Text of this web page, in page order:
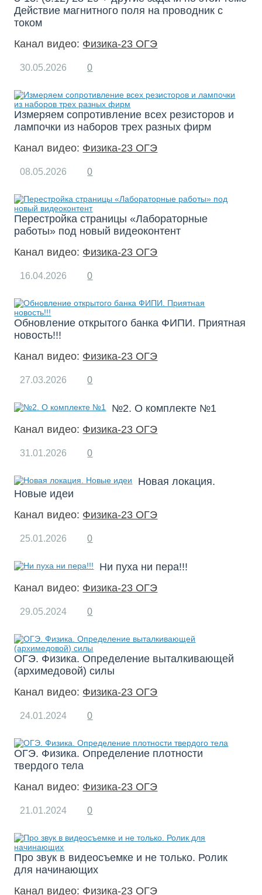
Действие магнитного поля на проводник с
током
Канал видео: Физика-23 ОГЭ
30.05.2026 0
Измеряем сопротивление всех резисторов и
лампочки из наборов трех разных фирм
Канал видео: Физика-23 ОГЭ
08.05.2026 0
Перестройка страницы «Лабораторные
работы» под новый видеоконтент
Канал видео: Физика-23 ОГЭ
16.04.2026 0
Обновление открытого банка ФИПИ. Приятная
новость!!!
Канал видео: Физика-23 ОГЭ
27.03.2026 0
№2. О комплекте №1
Канал видео: Физика-23 ОГЭ
31.01.2026 0
Новая локация.
Новые идеи
Канал видео: Физика-23 ОГЭ
25.01.2026 0
Ни пуха ни пера!!!
Канал видео: Физика-23 ОГЭ
29.05.2024 0
ОГЭ. Физика. Определение выталкивающей
(архимедовой) силы
Канал видео: Физика-23 ОГЭ
24.01.2024 0
ОГЭ. Физика. Определение плотности
твердого тела
Канал видео: Физика-23 ОГЭ
21.01.2024 0
Про звук в видеосъемке и не только. Ролик
для начинающих
Канал видео: Физика-23 ОГЭ